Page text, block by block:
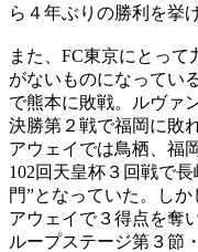
ら４年ぶりの勝利を挙
また、FC東京にとっ
がないものになってい
で熊本に敗戦。ルヴァ
決勝第２戦で福岡に敗
アウェイでは鳥栖、福
102回天皇杯３回戦で
門”となっていた。し
アウェイで３得点を奪
ループステージ第３節